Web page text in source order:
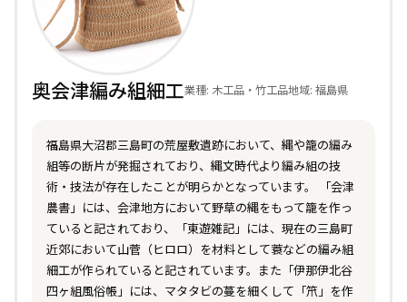
奥会津編み組細工業種: 木工品・竹工品地域: 福島県
福島県大沼郡三島町の荒屋敷遺跡において、縄や籠の編み
組等の断片が発掘されており、縄文時代より編み組の技
術・技法が存在したことが明らかとなっています。 「会津
農書」には、会津地方において野草の縄をもって籠を作っ
ていると記されており、「東遊雑記」には、現在の三島町
近郊において山菅（ヒロロ）を材料として蓑などの編み組
細工が作られていると記されています。また「伊那伊北谷
四ヶ組風俗帳」には、マタタビの蔓を細くして「笊」を作